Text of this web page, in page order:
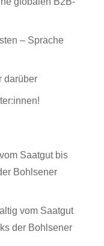
– Sprache
darüber
Saatgut bis
Bohlsener
vom Saatgut
der Bohlsener